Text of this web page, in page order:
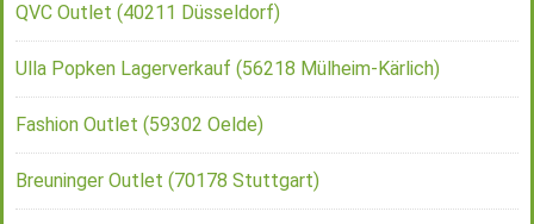
QVC Outlet (40211 Düsseldorf)
Ulla Popken Lagerverkauf (56218 Mülheim-Kärlich)
Fashion Outlet (59302 Oelde)
Breuninger Outlet (70178 Stuttgart)